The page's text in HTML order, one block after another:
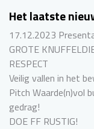
Het laatste
17.12.2023
GROTE
RESPECT
Veilig vallen in het
Pitch Waarde(n)vol
gedrag!
DOE FF RUSTIG!